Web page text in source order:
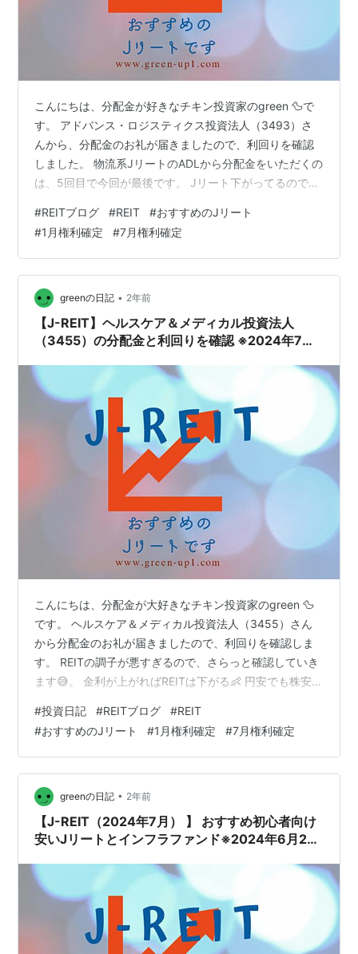
こんにちは、分配金が好きなチキン投資家のgreen 🦆で
す。 アドバンス・ロジスティクス投資法人（3493）さ
んから、分配金のお礼が届きましたので、利回りを確認
しました。 物流系JリートのADLから分配金をいただくの
は、5回目で今回が最後です。 Jリート下がってるので、
ジスティクス投資法人（3493）は2月と8月に権利確定す
る投資法人です。8月分の分配金計算書が届いたのは
2024年11月1日になりますので、権利確定して2か月と少
しで分配金計算書が来ました。今回の記事では、ADLを
吸収合併した三井不ロジパーク（3471）の価格で分配金
を手に入…
#REITブログ #REIT #おすすめのJリート
#1月権利確定 #7月権利確定
greenの日記 • 2年前
【J-REIT】ヘルスケア＆メディカル投資法人
（3455）の分配金と利回りを確認 ※2024年7月
こんにちは、分配金が大好きなチキン投資家のgreen 🦆
です。 ヘルスケア＆メディカル投資法人（3455）さん
から分配金のお礼が届きましたので、利回りを確認しま
す。 REITの調子が悪すぎるので、さらっと確認していき
ます😅。 金利が上がればREITは下がる👶 円安でも株安
月と7月に権利確定するヘルスケア施設特化型のJリート
です。7月分の分配金計算書が届いたのは2024年10月22
日になりますので、権利確定して3か月経たずに分配金計
算書が来ました。今回の記事では、2024年10月25日の
R-HCMの価格で分配金を手に入れるため、いくら掛か
っ…
#投資日記 #REITブログ #REIT
#おすすめのJリート #1月権利確定 #7月権利確定
greenの日記 • 2年前
【J-REIT（2024年7月） 】 おすすめ初心者向け
安いJリートとインフラファンド※2024年6月2日